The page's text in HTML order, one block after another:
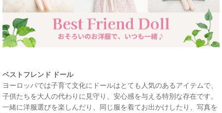
ベストフレンド ドール
ヨーロッパでは子育て文化にドールはとても人気のあるアイテムで、
子供たちを大人の代わりに見守り、安心感を与える特別な存在です。
一緒に洋服選びを楽しんだり、同じ服を着てお出かけしたり、写真を